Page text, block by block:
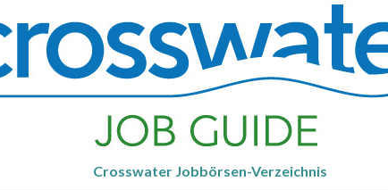
Crosswater Jobbörsen-Verzeichnis